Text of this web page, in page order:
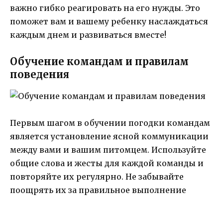
важно гибко реагировать на его нужды. Это
поможет вам и вашему ребенку наслаждаться
каждым днем и развиваться вместе!
Обучение командам и правилам
поведения
Первым шагом в обучении погодки командам
является установление ясной коммуникации
между вами и вашим питомцем. Используйте
общие слова и жесты для каждой команды и
повторяйте их регулярно. Не забывайте
поощрять их за правильное выполнение